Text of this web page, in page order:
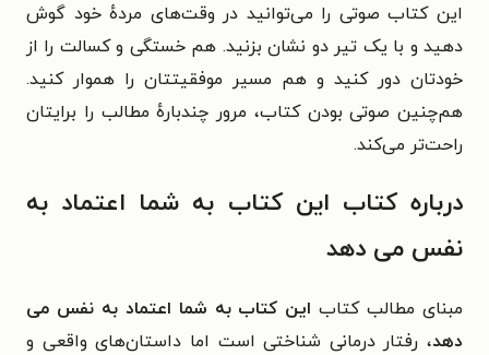
این کتاب صوتی را می‌توانید در وقت‌های مردهٔ خود گوش
دهید و با یک تیر دو نشان بزنید. هم خستگی و کسالت را از
خودتان دور کنید و هم مسیر موفقیتتان را هموار کنید.
هم‌چنین صوتی بودن کتاب، مرور چندبارهٔ مطالب را برایتان
راحت‌تر می‌کند.
درباره کتاب این کتاب به شما اعتماد به
نفس می دهد
مبنای مطالب کتاب این کتاب به شما اعتماد به نفس می
دهد، رفتار درمانی شناختی است اما داستان‌های واقعی و